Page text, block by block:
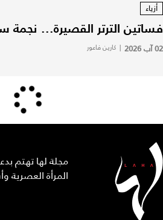
أزياء
فساتين الترتر القصيرة... نجمة
02 آب 2026 | كارين فاعور
مجلة لها تهتم
المرأة العصرية